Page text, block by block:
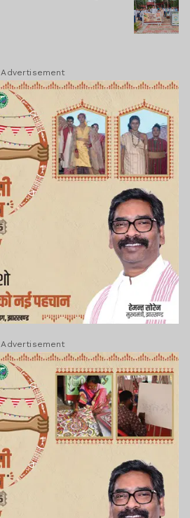
Advertisement
Advertisement